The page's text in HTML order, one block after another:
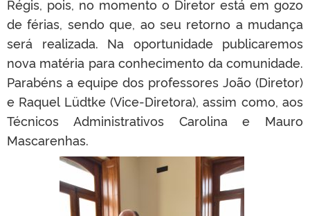
Régis, pois, no momento o Diretor está em gozo
de férias, sendo que, ao seu retorno a mudança
será realizada. Na oportunidade publicaremos
nova matéria para conhecimento da comunidade.
Parabéns a equipe dos professores João (Diretor)
e Raquel Lüdtke (Vice-Diretora), assim como, aos
Técnicos Administrativos Carolina e Mauro
Mascarenhas.